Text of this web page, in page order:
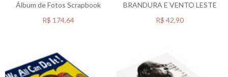
Álbum de Fotos Scrapbook
R$ 174,64
BRANDURA E VENTO LESTE
R$ 42,90